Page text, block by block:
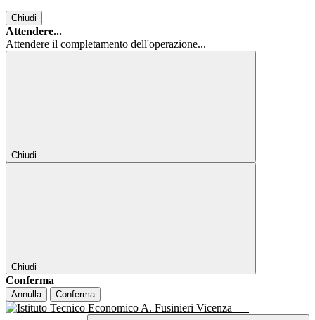
Chiudi
Attendere...
Attendere il completamento dell'operazione...
Chiudi
Chiudi
Conferma
Annulla Conferma